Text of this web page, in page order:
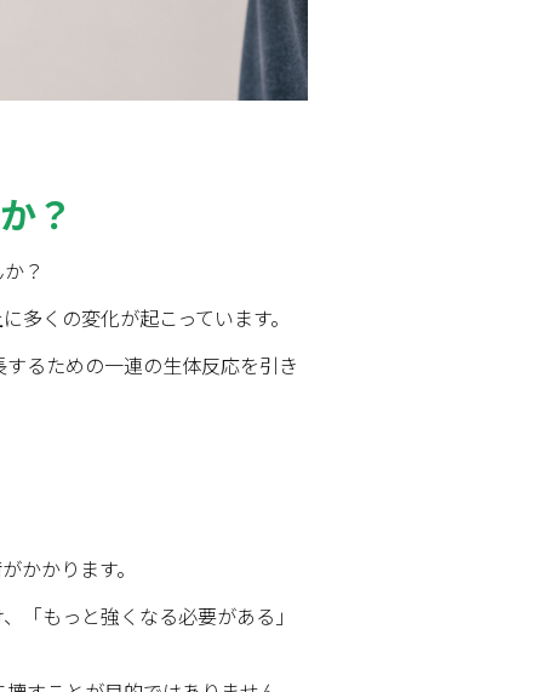
？
？
くの変化が起こっています。
るための一連の生体反応を引き
かかります。
「もっと強くなる必要がある」